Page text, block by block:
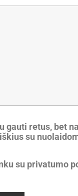
gauti retus, bet
su
su privatumo